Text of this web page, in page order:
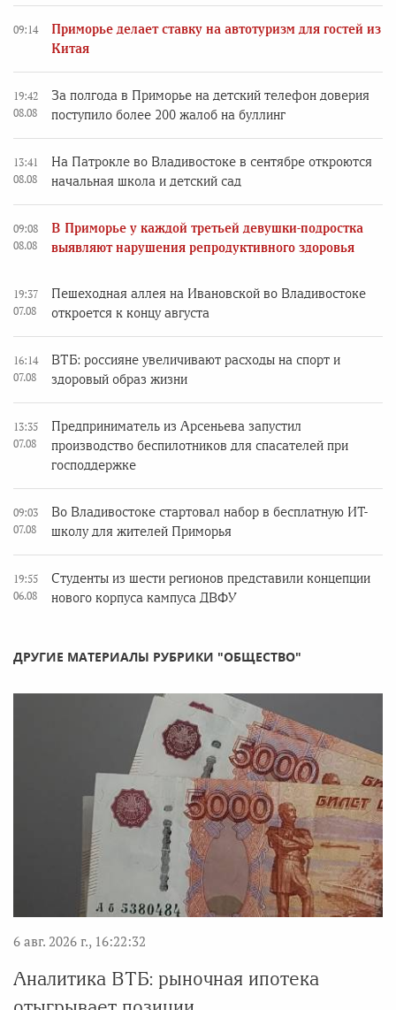
09:14
Приморье делает ставку на автотуризм для гостей из
Китая
19:42
08.08
За полгода в Приморье на детский телефон доверия
поступило более 200 жалоб на буллинг
13:41
08.08
На Патрокле во Владивостоке в сентябре откроются
начальная школа и детский сад
09:08
08.08
В Приморье у каждой третьей девушки-подростка
выявляют нарушения репродуктивного здоровья
19:37
07.08
Пешеходная аллея на Ивановской во Владивостоке
откроется к концу августа
16:14
07.08
ВТБ: россияне увеличивают расходы на спорт и
здоровый образ жизни
13:35
07.08
Предприниматель из Арсеньева запустил
производство беспилотников для спасателей при
господдержке
09:03
07.08
Во Владивостоке стартовал набор в бесплатную ИТ-
школу для жителей Приморья
19:55
06.08
Студенты из шести регионов представили концепции
нового корпуса кампуса ДВФУ
ДРУГИЕ МАТЕРИАЛЫ РУБРИКИ "ОБЩЕСТВО"
6 авг. 2026 г., 16:22:32
Аналитика ВТБ: рыночная ипотека